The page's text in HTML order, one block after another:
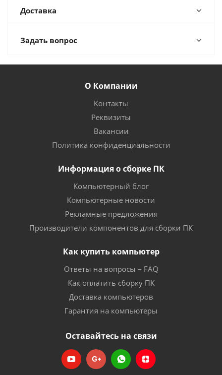
Доставка
Задать вопрос
О Компании
Контакты
Реквизиты
Вакансии
Политика конфиденциальности
Информация о сборке ПК
Компьютерный блог
Компьютерные новости
Рекламные предложения
Производители компонентов для сборки ПК
Как купить компьютер
Ответы на вопросы – FAQ
Как оплатить сборку ПК
Доставка компьютеров
Гарантия на компьютеры
Оставайтесь на связи